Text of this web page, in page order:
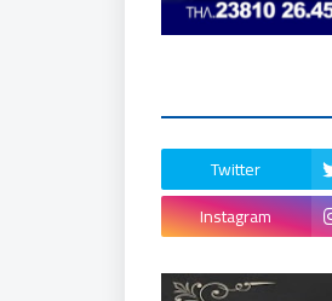
Twitter
Instagram